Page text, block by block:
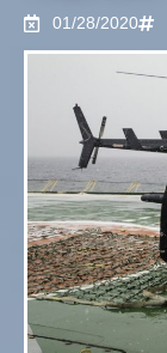
01/28/2020